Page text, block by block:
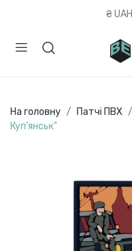
₴ UAH
На головну Патчі ПВХ
Куп'янськ”